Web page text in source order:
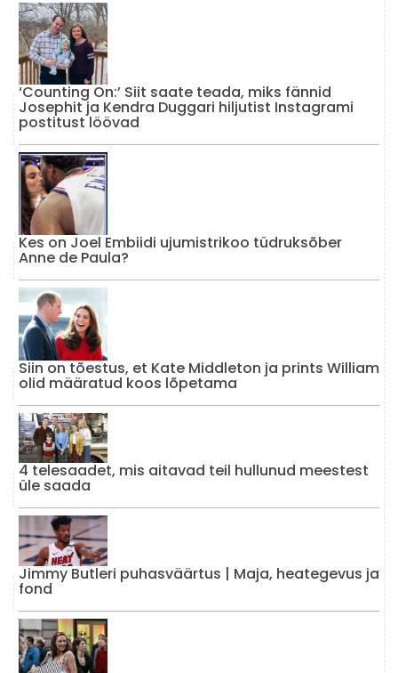
‘Counting On:’ Siit saate teada, miks fännid
Josephit ja Kendra Duggari hiljutist Instagrami
postitust löövad
Kes on Joel Embiidi ujumistrikoo tüdruksõber
Anne de Paula?
Siin on tõestus, et Kate Middleton ja prints William
olid määratud koos lõpetama
4 telesaadet, mis aitavad teil hullunud meestest
üle saada
Jimmy Butleri puhasväärtus | Maja, heategevus ja
fond